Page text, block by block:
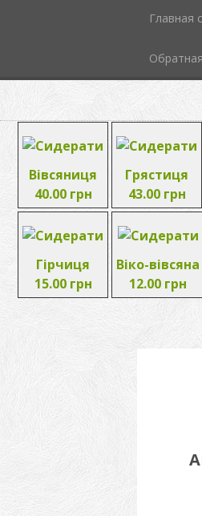
Главная
Вівсяниця
40.00 грн
Грястиця
43.00 грн
Гірчиця
15.00 грн
Віко-вівсяна
12.00 грн